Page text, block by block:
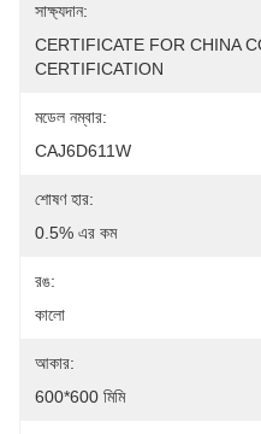
সাক্ষ্যদান:
CERTIFICATE FOR CHINA
CERTIFICATION
মডেল নম্বার:
CAJ6D611W
শোষণ হার:
0.5% এর কম
রঙ:
কালো
আকার:
600*600 মিমি